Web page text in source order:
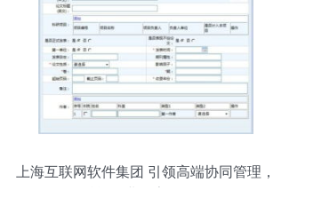
上海互联网软件集团 引领高端协同管理，